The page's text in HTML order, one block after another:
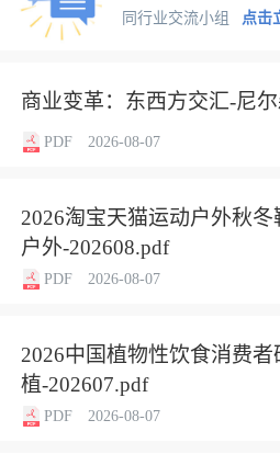
同行业交流小组 点击
商业变革：东西方交汇-尼
PDF 2026-08-07
2026淘宝天猫运动户外秋
户外-202608.pdf
PDF 2026-08-07
2026中国植物性饮食消费
植-202607.pdf
PDF 2026-08-07